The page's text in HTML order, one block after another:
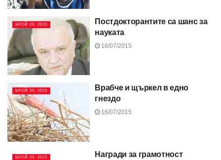
БРОЙ 29, 2015
Постдокторантите са шанс за
науката
16/07/2015
БРОЙ 29, 2015
Врабче и щъркел в едно
гнездо
16/07/2015
БРОЙ 29, 2015 Награди за грамотност